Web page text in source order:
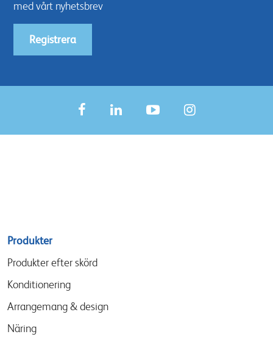
med vårt nyhetsbrev
Registrera
Sitemap
menu
Produkter
Produkter efter skörd
Konditionering
Arrangemang & design
Näring